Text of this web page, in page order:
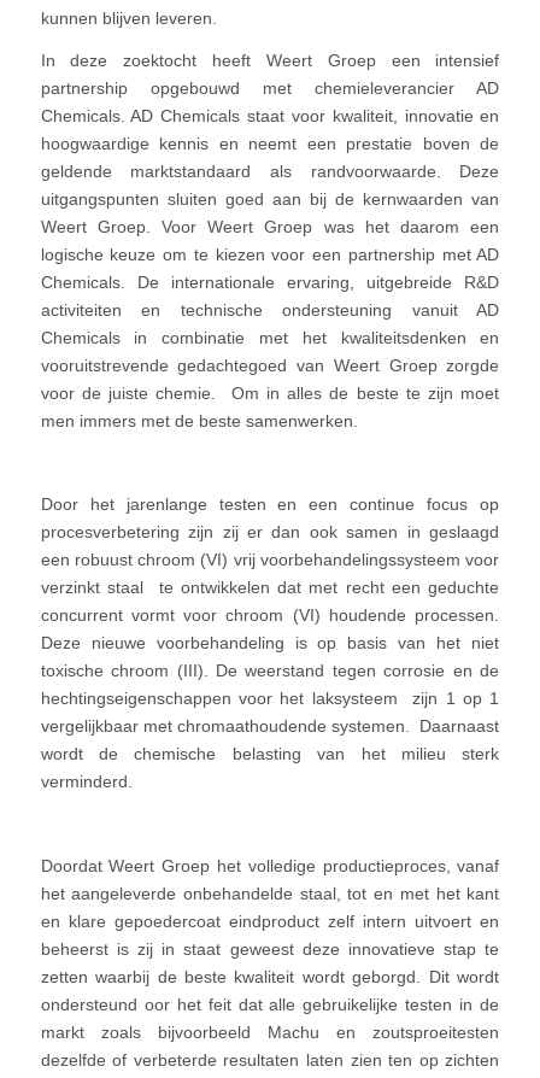
kunnen blijven leveren.
In deze zoektocht heeft Weert Groep een intensief
partnership opgebouwd met chemieleverancier AD
Chemicals. AD Chemicals staat voor kwaliteit, innovatie en
hoogwaardige kennis en neemt een prestatie boven de
geldende marktstandaard als randvoorwaarde. Deze
uitgangspunten sluiten goed aan bij de kernwaarden van
Weert Groep. Voor Weert Groep was het daarom een
logische keuze om te kiezen voor een partnership met AD
Chemicals. De internationale ervaring, uitgebreide R&D
activiteiten en technische ondersteuning vanuit AD
Chemicals in combinatie met het kwaliteitsdenken en
vooruitstrevende gedachtegoed van Weert Groep zorgde
voor de juiste chemie. Om in alles de beste te zijn moet
men immers met de beste samenwerken.
Door het jarenlange testen en een continue focus op
procesverbetering zijn zij er dan ook samen in geslaagd
een robuust chroom (VI) vrij voorbehandelingssysteem voor
verzinkt staal te ontwikkelen dat met recht een geduchte
concurrent vormt voor chroom (VI) houdende processen.
Deze nieuwe voorbehandeling is op basis van het niet
toxische chroom (III). De weerstand tegen corrosie en de
hechtingseigenschappen voor het laksysteem zijn 1 op 1
vergelijkbaar met chromaathoudende systemen. Daarnaast
wordt de chemische belasting van het milieu sterk
verminderd.
Doordat Weert Groep het volledige productieproces, vanaf
het aangeleverde onbehandelde staal, tot en met het kant
en klare gepoedercoat eindproduct zelf intern uitvoert en
beheerst is zij in staat geweest deze innovatieve stap te
zetten waarbij de beste kwaliteit wordt geborgd. Dit wordt
ondersteund oor het feit dat alle gebruikelijke testen in de
markt zoals bijvoorbeeld Machu en zoutsproeitesten
dezelfde of verbeterde resultaten laten zien ten op zichten